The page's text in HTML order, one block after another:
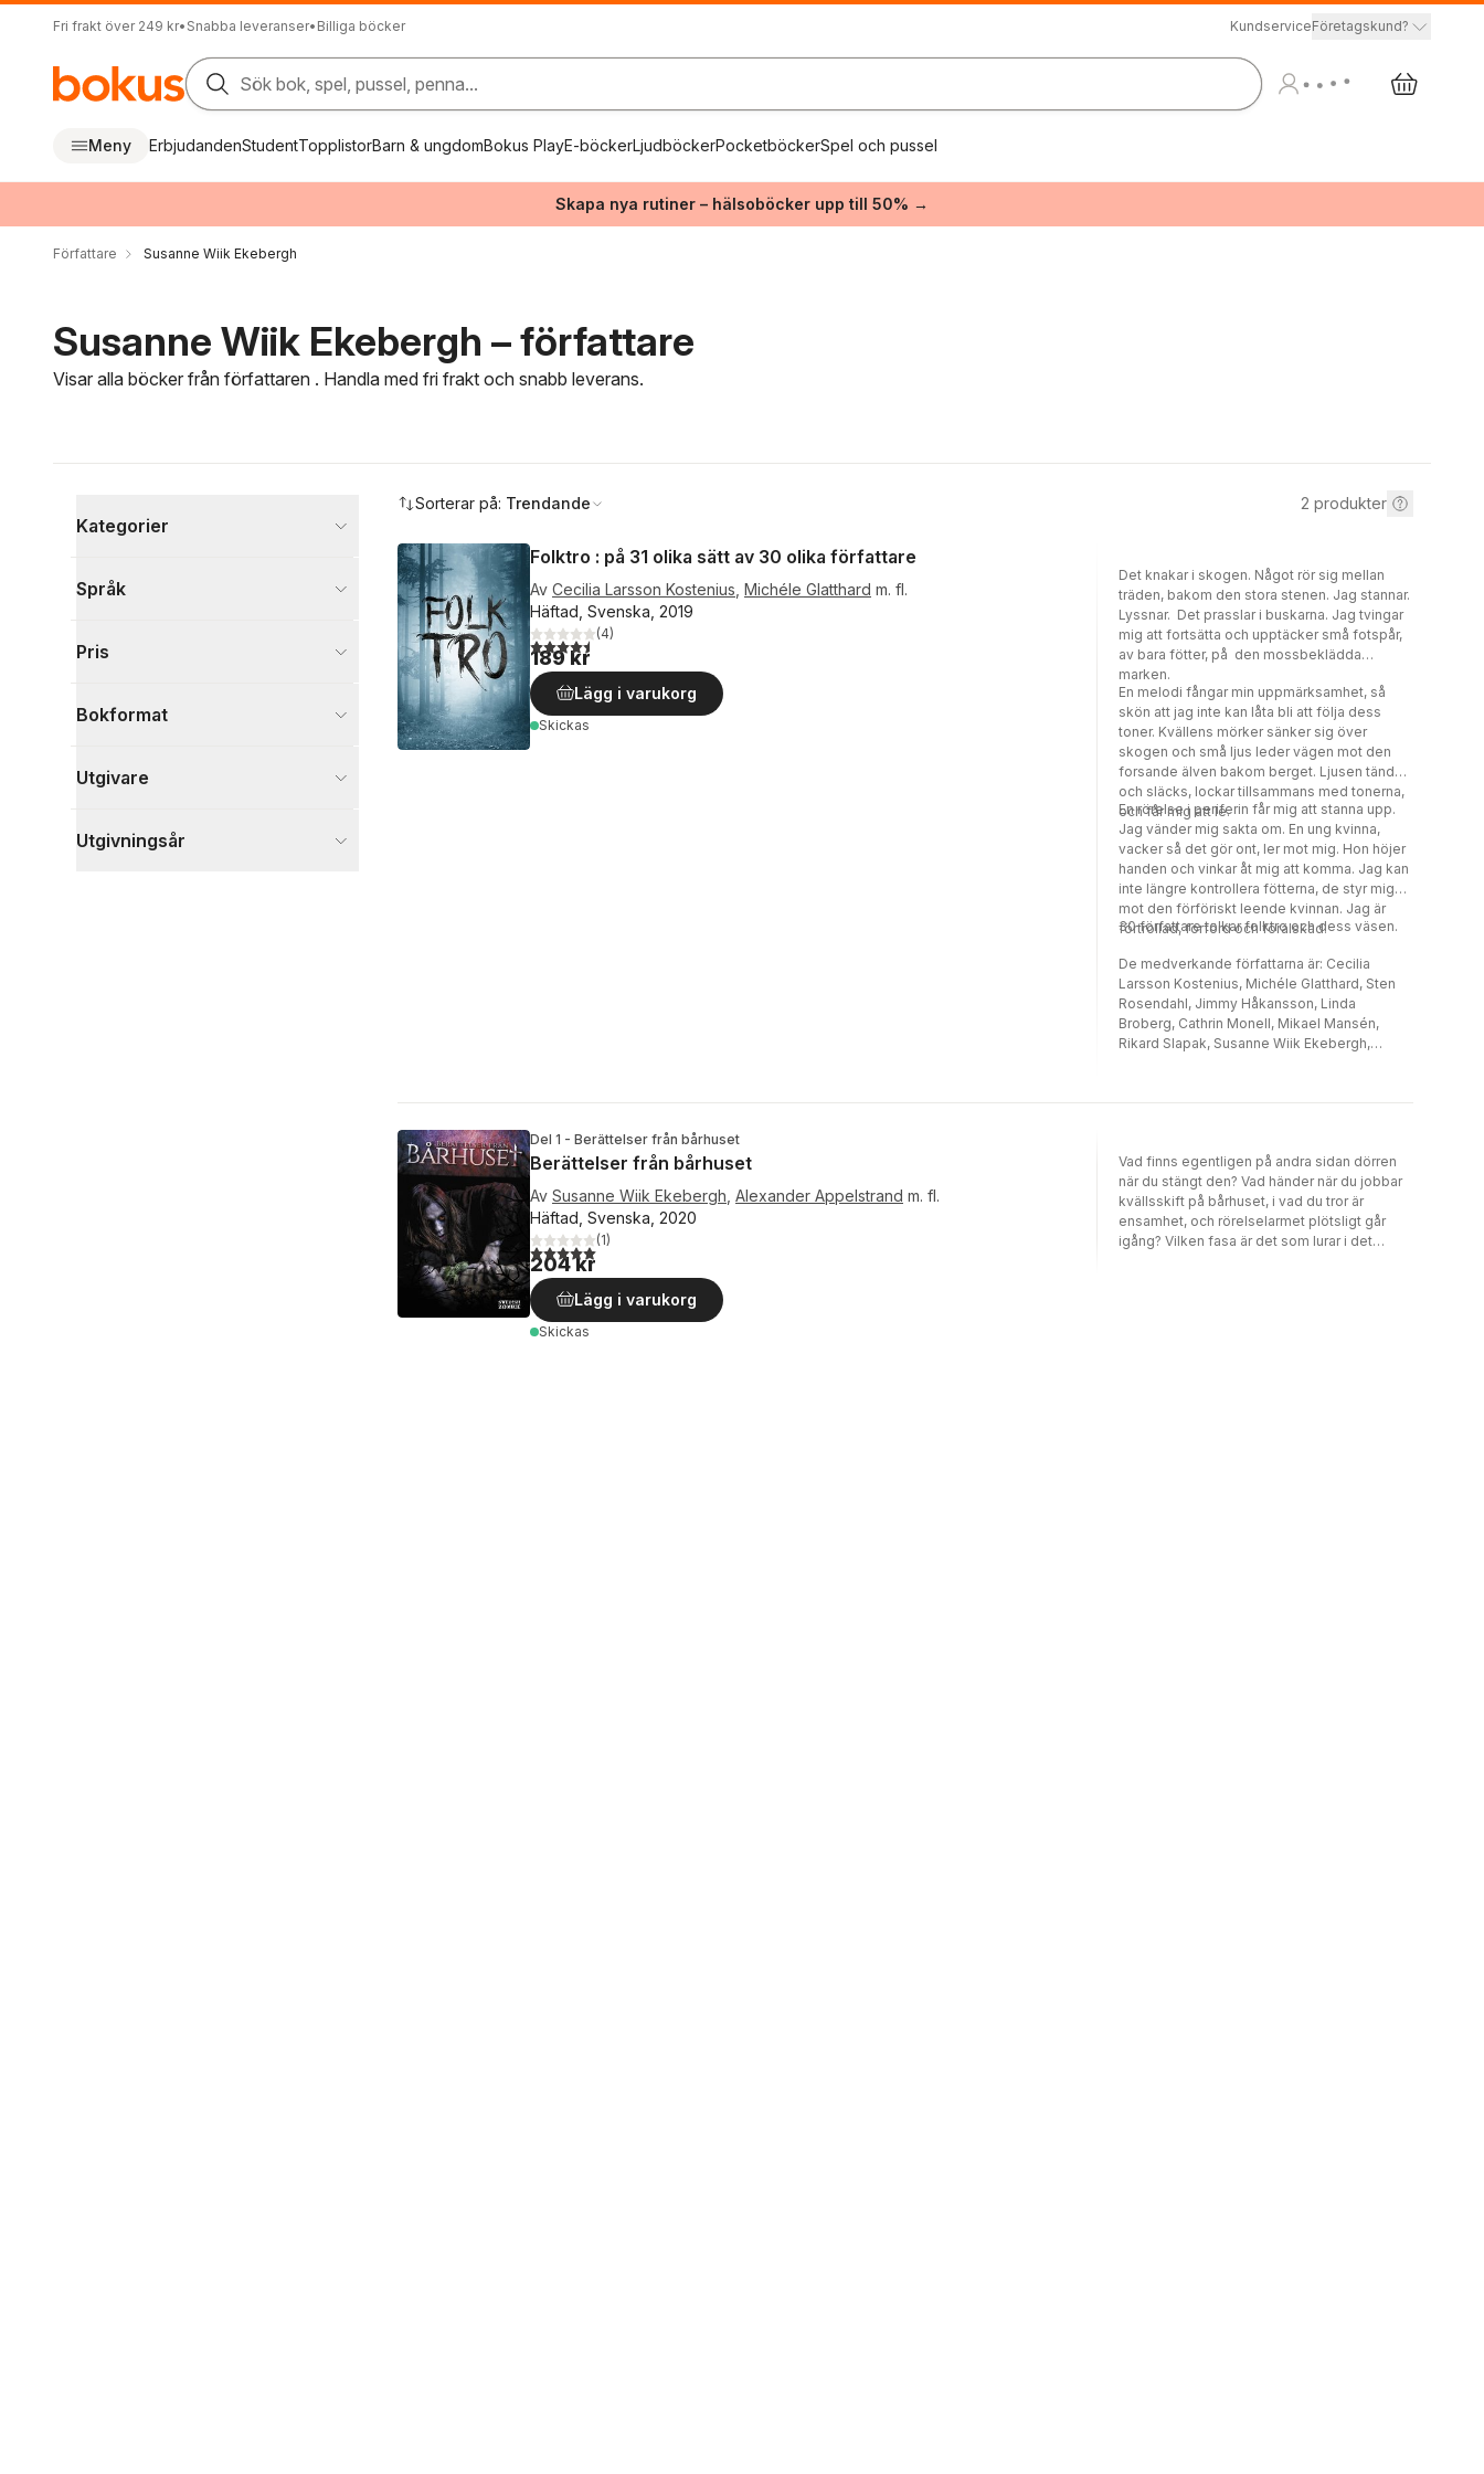
Fri frakt över 249 kr• Snabba leveranser• Billiga böcker KundserviceFöretagskund?
Sök bok, spel, pussel, penna...
Meny ErbjudandenStudentTopplistorBarn & ungdomBokus PlayE-böckerLjudböckerPocketböckerSpel och pussel
Skapa nya rutiner – hälsoböcker upp till 50% →
Författare Susanne Wiik Ekebergh
Susanne Wiik Ekebergh – författare
Visar alla böcker från författaren . Handla med fri frakt och snabb leverans.
Kategorier
Skönlitteratur
1
Språk
Pris
Bokformat
Utgivare
Utgivningsår
Sorterar på: Trendande 2 produkter
Folktro : på 31 olika sätt av 30 olika författare
Av Cecilia Larsson Kostenius Michéle Glatthard m. fl.
Häftad, Svenska, 2019
4,5utav 5 stjärnor. Totalt antal röster:
(4)
189 kr
Lägg i varukorg
Skickas
Det knakar i skogen. Något rör sig mellan
träden, bakom den stora stenen. Jag stannar.
Lyssnar. Det prasslar i buskarna. Jag tvingar
mig att fortsätta och upptäcker små fotspår,
av bara fötter, på den mossbeklädda
marken.
En melodi fångar min uppmärksamhet, så
skön att jag inte kan låta bli att följa dess
toner. Kvällens mörker sänker sig över
skogen och små ljus leder vägen mot den
forsande älven bakom berget. Ljusen tänds
och släcks, lockar tillsammans med tonerna,
och får mig att le.
En rörelse i periferin får mig att stanna upp.
Jag vänder mig sakta om. En ung kvinna,
vacker så det gör ont, ler mot mig. Hon höjer
handen och vinkar åt mig att komma. Jag kan
inte längre kontrollera fötterna, de styr mig
mot den förföriskt leende kvinnan. Jag är
förtrollad, förförd och förälskad.
30 författare tolkar folktro och dess väsen.
De medverkande författarna är: Cecilia
Larsson Kostenius, Michéle Glatthard, Sten
Rosendahl, Jimmy Håkansson, Linda
Broberg, Cathrin Monell, Mikael Mansén,
Rikard Slapak, Susanne Wiik Ekebergh,
Sundqvist, David Renklint, Evelinn Carlsson
Rylander, Jenny Töredal, Jorun Modén, Peter
Westberg, Hanna Olsson Drammeh, Olof
Lindberg, Kristina Suomela Björklund.
Del 1 - Berättelser från bårhuset
Berättelser från bårhuset
Av Susanne Wiik Ekebergh Alexander Appelstrand m. fl.
Häftad, Svenska, 2020
5,0utav 5 stjärnor. Totalt antal röster:
(1)
204 kr
Lägg i varukorg
Skickas
Vad finns egentligen på andra sidan dörren
när du stängt den? Vad händer när du jobbar
kvällsskift på bårhuset, i vad du tror är
ensamhet, och rörelselarmet plötsligt går
igång? Vilken fasa är det som lurar i det